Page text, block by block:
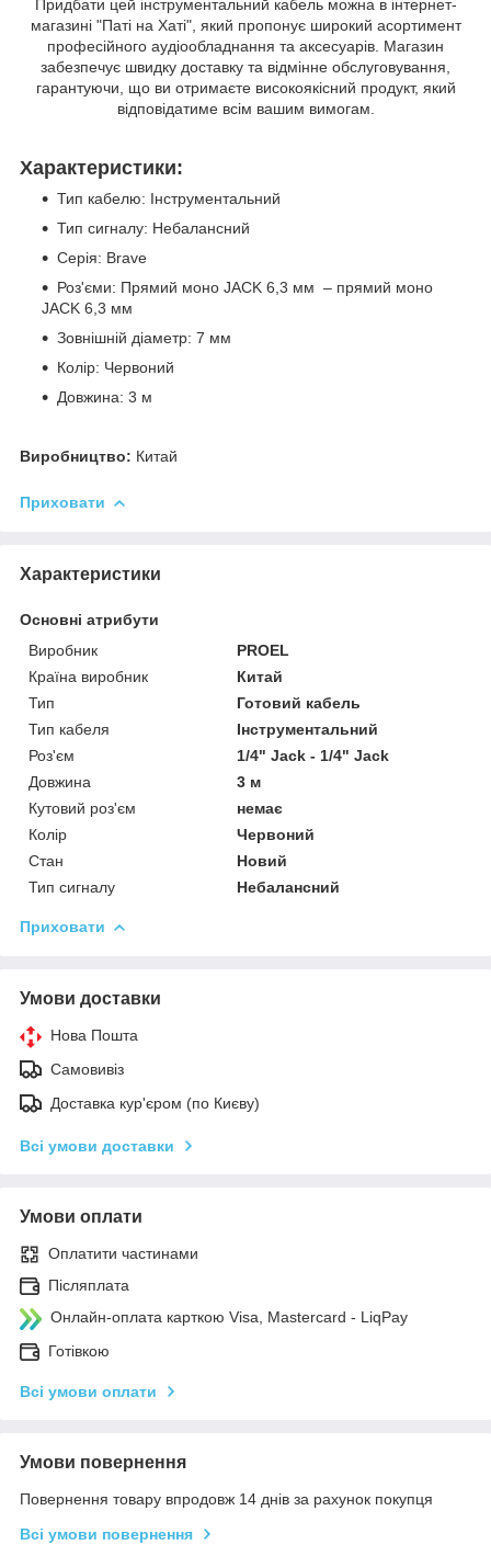
Придбати цей інструментальний кабель можна в інтернет-
магазині "Паті на Хаті", який пропонує широкий асортимент
професійного аудіообладнання та аксесуарів. Магазин
забезпечує швидку доставку та відмінне обслуговування,
гарантуючи, що ви отримаєте високоякісний продукт, який
відповідатиме всім вашим вимогам.
Характеристики:
Тип кабелю: Інструментальний
Тип сигналу: Небалансний
Серія: Brave
Роз'єми: Прямий моно JACK 6,3 мм – прямий моно
JACK 6,3 мм
Зовнішній діаметр: 7 мм
Колір: Червоний
Довжина: 3 м
Виробництво: Китай
Приховати
Характеристики
Основні атрибути
Виробник
PROEL
Країна виробник
Китай
Тип
Готовий кабель
Тип кабеля
Інструментальний
Роз'єм
1/4" Jack - 1/4" Jack
Довжина
3 м
Кутовий роз'єм
немає
Колір
Червоний
Стан
Новий
Тип сигналу
Небалансний
Приховати
Умови доставки
Нова Пошта
Самовивіз
Доставка кур'єром (по Києву)
Всі умови доставки
Умови оплати
Оплатити частинами
Післяплата
Онлайн-оплата карткою Visa, Mastercard - LiqPay
Готівкою
Всі умови оплати
Умови повернення
Повернення товару впродовж 14 днів за рахунок покупця
Всі умови повернення